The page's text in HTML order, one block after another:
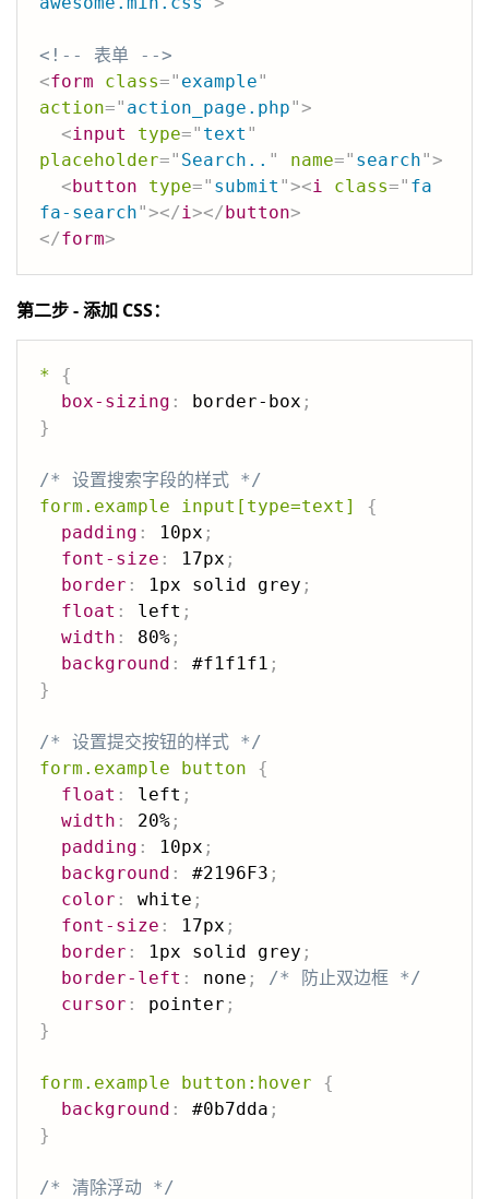
<!-- 表单 -->
<form class=" example"
action=" action_page.php">
<input type=" text "
placeholder=" Search.. " name=" search">
<button type=" submit "><i class=" fa
fa-search"></i></button>
</form>
第二步 - 添加 CSS：
*
{
box-sizing : border-box ;
}
/* 设置搜索字段的样式 */
form.example input[type=text]
{
padding : 10px ;
font-size : 17px ;
border : 1px solid grey ;
float : left ;
width : 80% ;
background : #f1f1f1 ;
}
/* 设置提交按钮的样式 */
form.example button
{
float : left ;
width : 20% ;
padding : 10px ;
background : #2196F3 ;
color : white ;
font-size : 17px ;
border : 1px solid grey ;
border-left : none ;
/* 防止双边框 */
cursor : pointer ;
}
form.example button:hover
{
background : #0b7dda ;
}
/* 清除浮动 */